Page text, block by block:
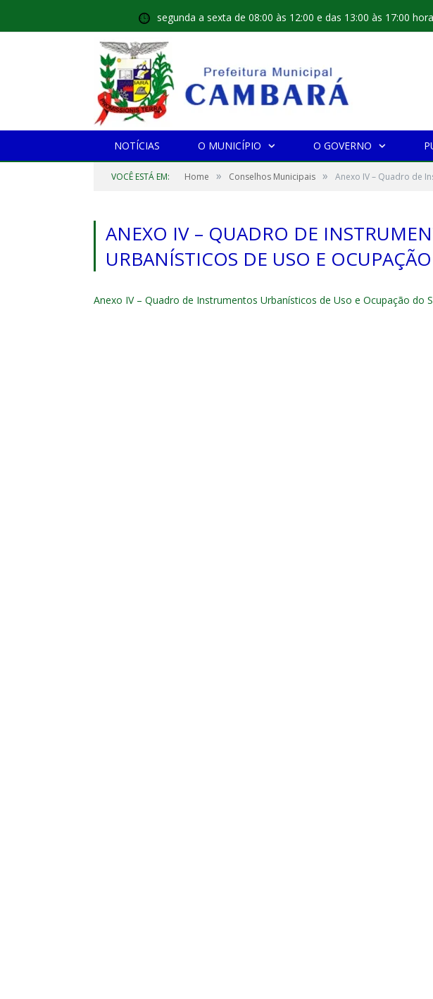
segunda a sexta de 08:00 às 12:00 e das 13:00 às 17:00
NOTÍCIAS O MUNICÍPIO O GOVERNO
VOCÊ ESTÁ EM: Home » Conselhos Municipais » Anexo IV – Quadro de
ANEXO IV – QUADRO DE
URBANÍSTICOS DE USO E
Anexo IV – Quadro de Instrumentos Urbanísticos de Uso e Ocupação do